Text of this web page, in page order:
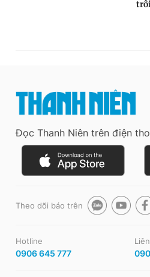
Đọc Thanh Niên trên điện
Theo dõi báo trên
Hotline
0906 645 777